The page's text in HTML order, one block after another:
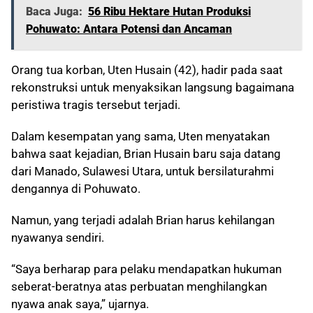
Baca Juga: 56 Ribu Hektare Hutan Produksi
Pohuwato: Antara Potensi dan Ancaman
Orang tua korban, Uten Husain (42), hadir pada saat
rekonstruksi untuk menyaksikan langsung bagaimana
peristiwa tragis tersebut terjadi.
Dalam kesempatan yang sama, Uten menyatakan
bahwa saat kejadian, Brian Husain baru saja datang
dari Manado, Sulawesi Utara, untuk bersilaturahmi
dengannya di Pohuwato.
Namun, yang terjadi adalah Brian harus kehilangan
nyawanya sendiri.
“Saya berharap para pelaku mendapatkan hukuman
seberat-beratnya atas perbuatan menghilangkan
nyawa anak saya,” ujarnya.